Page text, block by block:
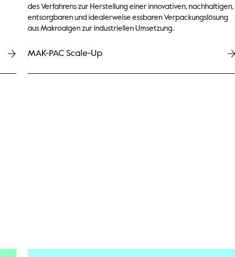
des Verfahrens zur Herstellung einer innovativen, nachhaltigen,
entsorgbaren und idealerweise essbaren Verpackungslösung
aus Makroalgen zur industriellen Umsetzung.
MAK-PAC Scale-Up